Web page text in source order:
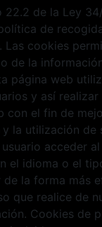
de la Ley
de
cookies
de la
página web
y así
el fin de
la utilización
acceder
idioma o el
la forma
realice de
Cookies